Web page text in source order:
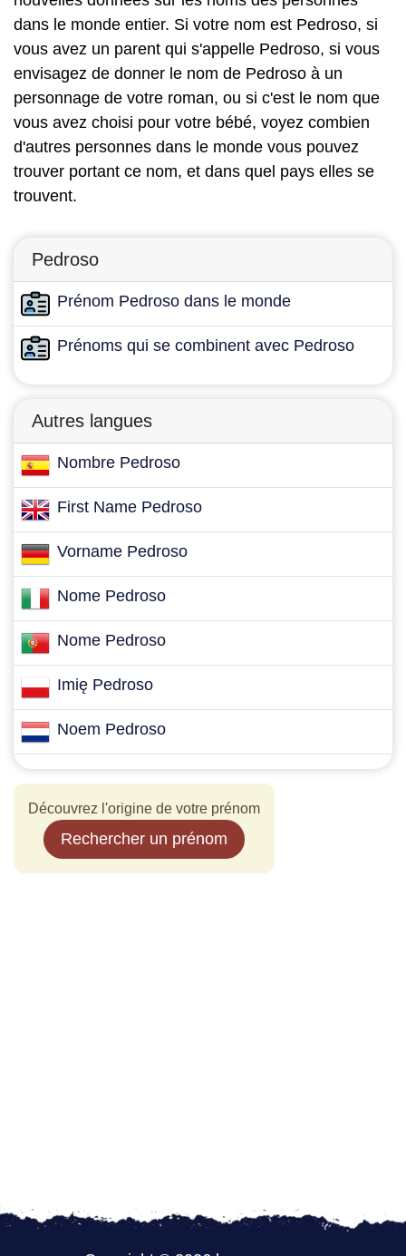
dans le monde entier. Si votre nom est Pedroso, si
vous avez un parent qui s'appelle Pedroso, si vous
envisagez de donner le nom de Pedroso à un
personnage de votre roman, ou si c'est le nom que
vous avez choisi pour votre bébé, voyez combien
d'autres personnes dans le monde vous pouvez
trouver portant ce nom, et dans quel pays elles se
trouvent.
Pedroso
Prénom Pedroso dans le monde
Prénoms qui se combinent avec Pedroso
Autres langues
Nombre Pedroso
First Name Pedroso
Vorname Pedroso
Nome Pedroso
Nome Pedroso
Imię Pedroso
Noem Pedroso
Découvrez l'origine de votre prénom
Rechercher un prénom